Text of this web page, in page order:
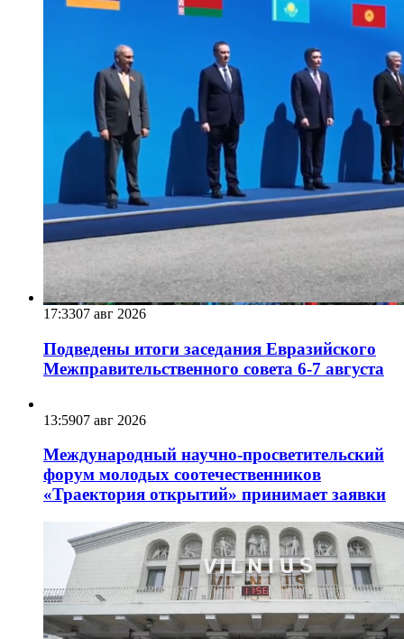
17:3307 авг 2026
Подведены итоги заседания Евразийского
Межправительственного совета 6-7 августа
13:5907 авг 2026
Международный научно-просветительский
форум молодых соотечественников
«Траектория открытий» принимает заявки